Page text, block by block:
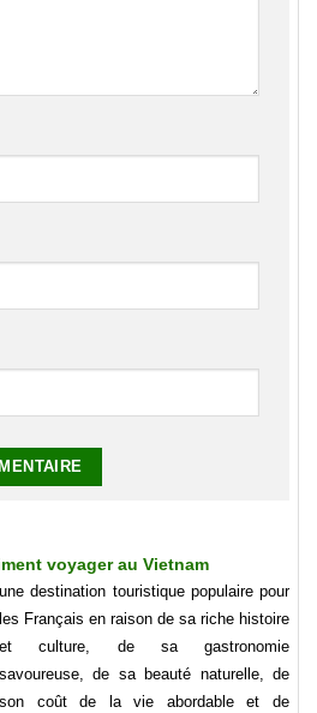
voyager au Vietnam
une destination touristique populaire pour
les Français en raison de sa riche histoire
et culture, de sa gastronomie
savoureuse, de sa beauté naturelle, de
son coût de la vie abordable et de